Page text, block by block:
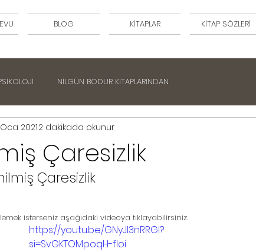
BLOG KİTAPLAR KİTAP SÖZLERİ
NİLGÜN BODUR KİTAPLARINDAN
Çaresizlik
20212 dakikada okunur
Çaresizlik
isterseniz aşağıdaki videoya tıklayabilirsiniz.
https://youtu.be/GNyJl3nRRGI?
si=SvGKTOMpoqH-fIoi